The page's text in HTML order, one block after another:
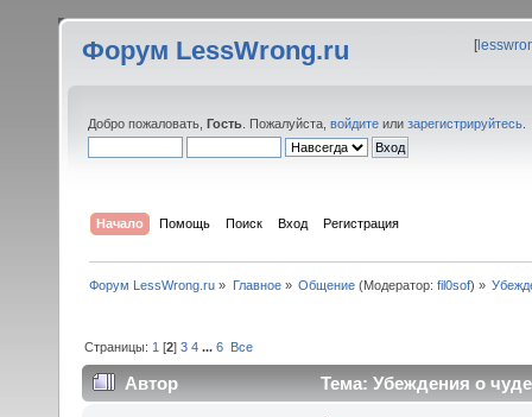
Форум LessWrong.ru [
Добро пожаловать, Гость . Пожалуйста, войдите или зарегистрируйтесь
Начало Помощь Поиск Вход Регистрация
Форум LessWrong.ru » Главное» Общение(Модератор: fil0sof) »
Страницы: 1 [2]3 4 ...6 Все
Автор Тема: Убеждения о